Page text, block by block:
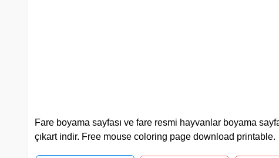
Fare boyama sayfası ve fare resmi hayvanlar boyama
çıkart indir. Free mouse coloring page download printable.